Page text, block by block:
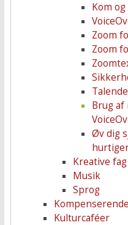
Kom
Zoom
Zoom
Brug
Øv dig
Kreative fag
Musik
Sprog
Kulturcaféer